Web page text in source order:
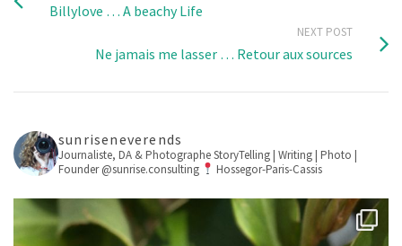
Billylove … A beachy Life
NEXT POST
Ne jamais me lasser … Retour aux sources
sunriseneverends
Journaliste, DA & PhotographeStoryTelling | Writing | Photo |
Founder @sunrise.consulting
Hossegor-Paris-Cassis